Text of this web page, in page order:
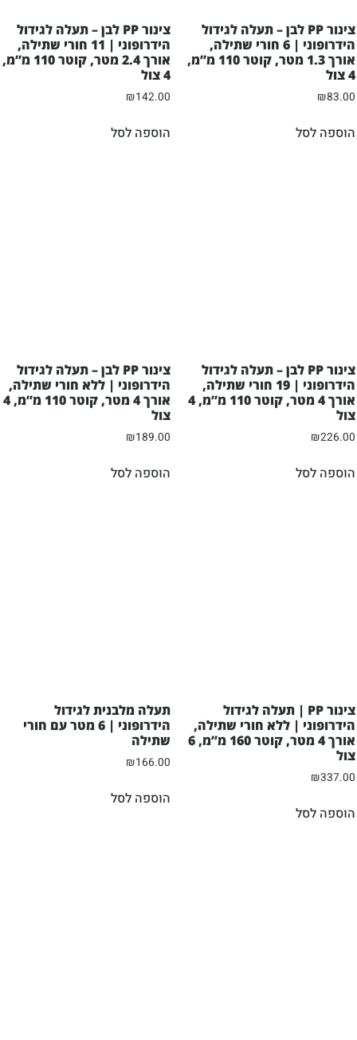
צינור PP לבן – תעלה לגידול
הידרופוני | 6 חורי שתילה,
אורך 1.3 מטר, קוטר 110 מ”מ,
4 צול
₪83.00
הוספה לסל
צינור PP לבן – תעלה לגידול
הידרופוני | 11 חורי שתילה,
אורך 2.4 מטר, קוטר 110 מ”מ,
4 צול
₪142.00
הוספה לסל
צינור PP לבן – תעלה לגידול
הידרופוני | 19 חורי שתילה,
אורך 4 מטר, קוטר 110 מ”מ, 4
צול
₪226.00
הוספה לסל
צינור PP לבן – תעלה לגידול
הידרופוני | ללא חורי שתילה,
אורך 4 מטר, קוטר 110 מ”מ, 4
צול
₪189.00
הוספה לסל
צינור PP | תעלה לגידול
הידרופוני | ללא חורי שתילה,
אורך 4 מטר, קוטר 160 מ”מ, 6
צול
₪337.00
הוספה לסל
תעלה מלבנית לגידול
הידרופוני | 6 מטר עם חורי
שתילה
₪166.00
הוספה לסל